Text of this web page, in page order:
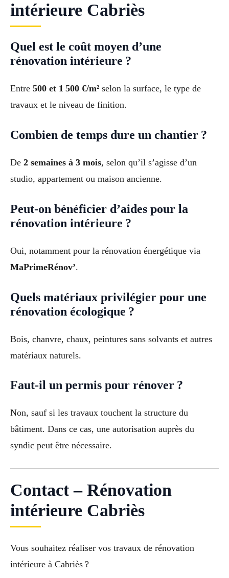
intérieure Cabriès
Quel est le coût moyen d’une
rénovation intérieure ?
Entre 500 et 1 500 €/m² selon la surface, le type de
travaux et le niveau de finition.
Combien de temps dure un chantier ?
De 2 semaines à 3 mois, selon qu’il s’agisse d’un
studio, appartement ou maison ancienne.
Peut-on bénéficier d’aides pour la
rénovation intérieure ?
Oui, notamment pour la rénovation énergétique via
MaPrimeRénov’.
Quels matériaux privilégier pour une
rénovation écologique ?
Bois, chanvre, chaux, peintures sans solvants et autres
matériaux naturels.
Faut-il un permis pour rénover ?
Non, sauf si les travaux touchent la structure du
bâtiment. Dans ce cas, une autorisation auprès du
syndic peut être nécessaire.
Contact – Rénovation
intérieure Cabriès
Vous souhaitez réaliser vos travaux de rénovation
intérieure à Cabriès ?